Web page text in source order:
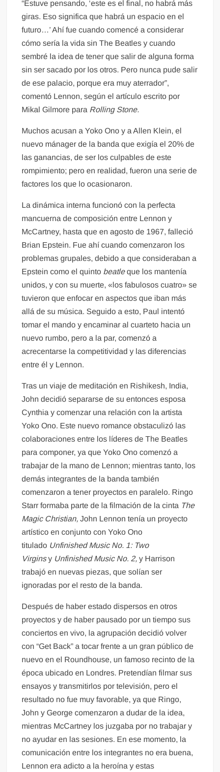
“Estuve pensando, ‘este es el final, no habrá más
giras. Eso significa que habrá un espacio en el
futuro…’ Ahí fue cuando comencé a considerar
cómo sería la vida sin The Beatles y cuando
sembré la idea de tener que salir de alguna forma
sin ser sacado por los otros. Pero nunca pude salir
de ese palacio, porque era muy aterrador”,
comentó Lennon, según el artículo escrito por
Mikal Gilmore para Rolling Stone.
Muchos acusan a Yoko Ono y a Allen Klein, el
nuevo mánager de la banda que exigía el 20% de
las ganancias, de ser los culpables de este
rompimiento; pero en realidad, fueron una serie de
factores los que lo ocasionaron.
La dinámica interna funcionó con la perfecta
mancuerna de composición entre Lennon y
McCartney, hasta que en agosto de 1967, falleció
Brian Epstein. Fue ahí cuando comenzaron los
problemas grupales, debido a que consideraban a
Epstein como el quinto beatleque los mantenía
unidos, y con su muerte, «los fabulosos cuatro» se
tuvieron que enfocar en aspectos que iban más
allá de su música. Seguido a esto, Paul intentó
tomar el mando y encaminar al cuarteto hacia un
nuevo rumbo, pero a la par, comenzó a
acrecentarse la competitividad y las diferencias
entre él y Lennon.
Tras un viaje de meditación en Rishikesh, India,
John decidió separarse de su entonces esposa
Cynthia y comenzar una relación con la artista
Yoko Ono. Este nuevo romance obstaculizó las
colaboraciones entre los líderes de The Beatles
para componer, ya que Yoko Ono comenzó a
trabajar de la mano de Lennon; mientras tanto, los
demás integrantes de la banda también
comenzaron a tener proyectos en paralelo. Ringo
Starr formaba parte de la filmación de la cinta The
Magic Christian,John Lennon tenía un proyecto
artístico en conjunto con Yoko Ono
titulado Unfinished Music No. 1: Two
Virginsy Unfinished Music No. 2,y Harrison
trabajó en nuevas piezas, que solían ser
ignoradas por el resto de la banda.
Después de haber estado dispersos en otros
proyectos y de haber pausado por un tiempo sus
conciertos en vivo, la agrupación decidió volver
con “Get Back” a tocar frente a un gran público de
nuevo en el Roundhouse, un famoso recinto de la
época ubicado en Londres. Pretendían filmar sus
ensayos y transmitirlos por televisión, pero el
resultado no fue muy favorable, ya que Ringo,
John y George comenzaron a dudar de la idea,
mientras McCartney los juzgaba por no trabajar y
no ayudar en las sesiones. En ese momento, la
comunicación entre los integrantes no era buena,
Lennon era adicto a la heroína y estas